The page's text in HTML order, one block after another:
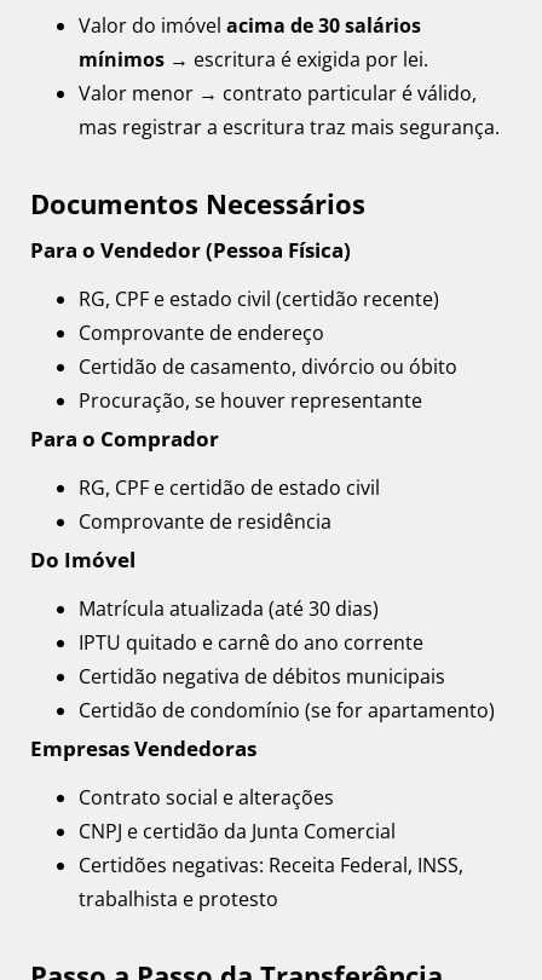
Valor do imóvel acima de 30 salários
mínimos → escritura é exigida por lei.
Valor menor → contrato particular é válido,
mas registrar a escritura traz mais segurança.
Documentos Necessários
Para o Vendedor (Pessoa Física)
RG, CPF e estado civil (certidão recente)
Comprovante de endereço
Certidão de casamento, divórcio ou óbito
Procuração, se houver representante
Para o Comprador
RG, CPF e certidão de estado civil
Comprovante de residência
Do Imóvel
Matrícula atualizada (até 30 dias)
IPTU quitado e carnê do ano corrente
Certidão negativa de débitos municipais
Certidão de condomínio (se for apartamento)
Empresas Vendedoras
Contrato social e alterações
CNPJ e certidão da Junta Comercial
Certidões negativas: Receita Federal, INSS,
trabalhista e protesto